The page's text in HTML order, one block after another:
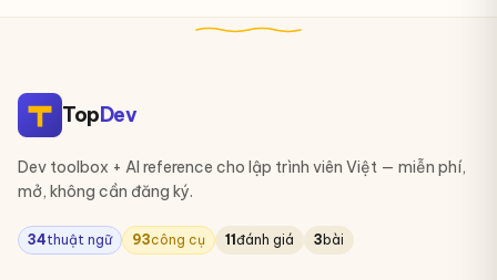
TopDev
Dev toolbox + AI reference cho lập trình viên Việt — miễn phí,
mở, không cần đăng ký.
34thuật ngữ 93công cụ 11đánh giá 3 bài